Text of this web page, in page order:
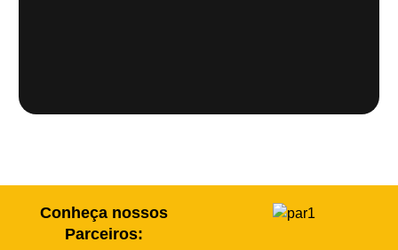
Conheça nossos
Parceiros: